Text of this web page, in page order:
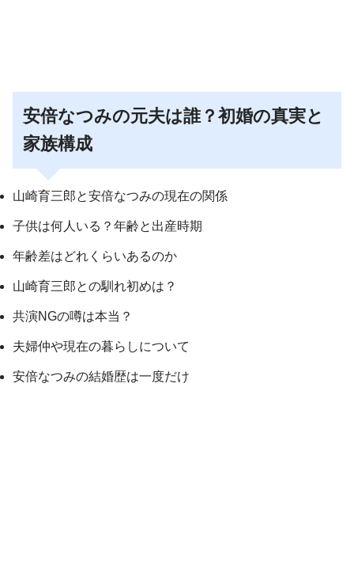
安倍なつみの元夫は誰？初婚の真実と
家族構成
山崎育三郎と安倍なつみの現在の関係
子供は何人いる？年齢と出産時期
年齢差はどれくらいあるのか
山崎育三郎との馴れ初めは？
共演NGの噂は本当？
夫婦仲や現在の暮らしについて
安倍なつみの結婚歴は一度だけ